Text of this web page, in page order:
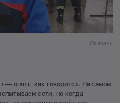
Скачать
— опять, как говорится. На самом
сети, но когда